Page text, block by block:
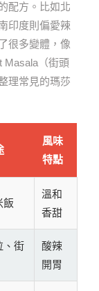
配方。比如北
印度則偏愛辣
很多變體，像
Masala（街頭
理常見的瑪莎
風味
特點
飯
溫和
香甜
、街
酸辣
開胃